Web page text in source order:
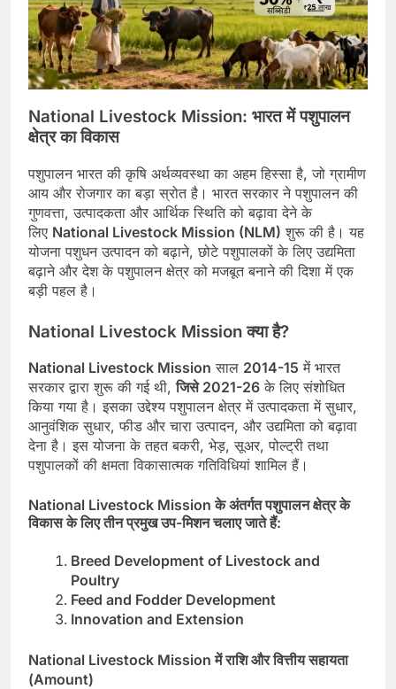
National Livestock Mission: भारत में पशुपालन
क्षेत्र का विकास
पशुपालन भारत की कृषि अर्थव्यवस्था का अहम हिस्सा है, जो ग्रामीण
आय और रोजगार का बड़ा स्रोत है। भारत सरकार ने पशुपालन की
गुणवत्ता, उत्पादकता और आर्थिक स्थिति को बढ़ावा देने के
लिए National Livestock Mission (NLM) शुरू की है। यह
योजना पशुधन उत्पादन को बढ़ाने, छोटे पशुपालकों के लिए उद्यमिता
बढ़ाने और देश के पशुपालन क्षेत्र को मजबूत बनाने की दिशा में एक
बड़ी पहल है।
National Livestock Missionक्या है?
National Livestock Mission साल 2014-15 में भारत
सरकार द्वारा शुरू की गई थी,जिसे2021-26 के लिए संशोधित
किया गया है। इसका उद्देश्य पशुपालन क्षेत्र में उत्पादकता में सुधार,
आनुवंशिक सुधार, फीड और चारा उत्पादन, और उद्यमिता को बढ़ावा
देना है। इस योजना के तहत बकरी, भेड़, सूअर, पोल्ट्री तथा
पशुपालकों की क्षमता विकासात्मक गतिविधियां शामिल हैं।
National Livestock Mission के अंतर्गत पशुपालन क्षेत्र के
विकास के लिए तीन प्रमुख उप-मिशन चलाए जाते हैं:
Breed Development of Livestock and
Poultry
Feed and Fodder Development
Innovation and Extension
National Livestock Missionमें राशि और वित्तीय सहायता
(Amount)